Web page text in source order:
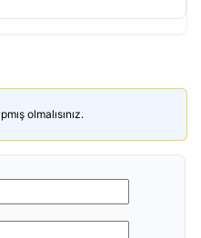
olmalısınız.